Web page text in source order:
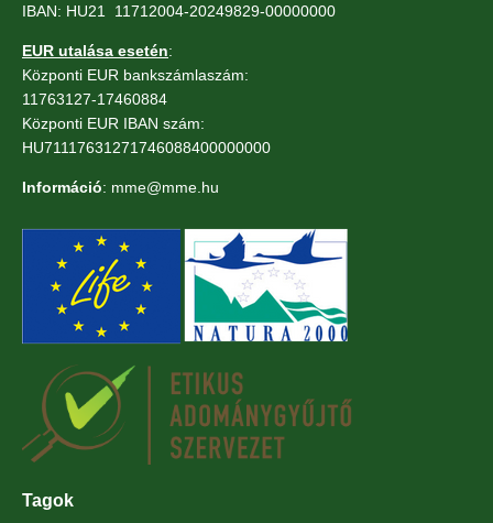
IBAN: HU21 11712004-20249829-00000000
EUR utalása esetén:
Központi EUR bankszámlaszám:
11763127-17460884
Központi EUR IBAN szám:
HU71117631271746088400000000
Információ: mme@mme.hu
Tagok